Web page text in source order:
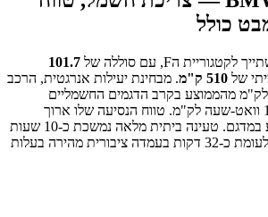
כולל
לקטגוריית הF, עם סוללה של 101.7
של 510 ק"מ. מבחינת יעילות אנרגטית, הרכב
לק"מ מהממוצע בקרב הדגמים החשמליים
וואט-שעה לק"מ. טווח הנסיעה שלו ארוך
טעינה ביתית מלאה נמשכת כ-
10 שעות
כ-32 דקות בעמדה ציבורית מהירה בעלות